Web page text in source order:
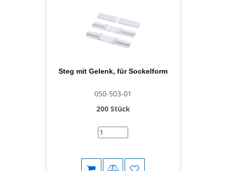
Steg mit Gelenk, für Sockelform
050-503-01
200 Stück